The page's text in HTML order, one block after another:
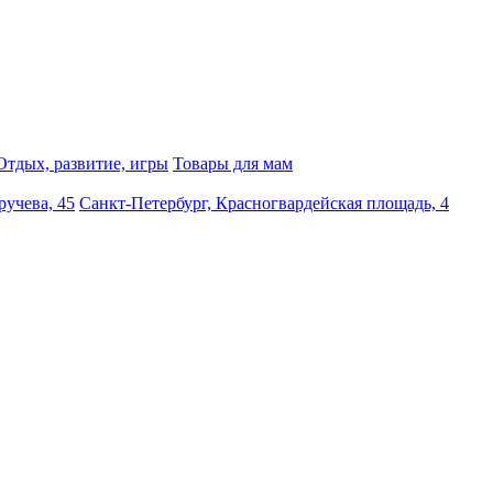
развитие, игры Товары для мам
45 Санкт-Петербург, Красногвардейская площадь, 4